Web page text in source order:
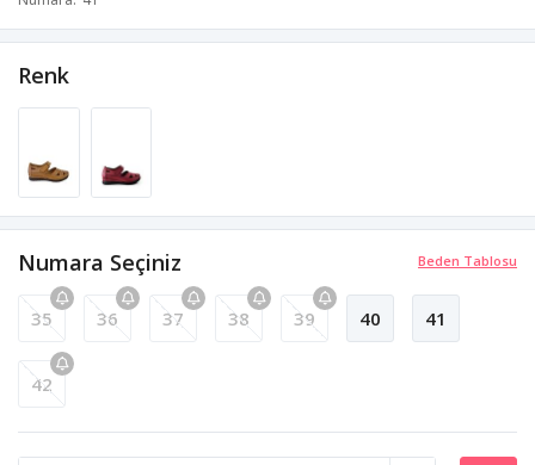
Renk
Beden Tablosu
Numara Seçiniz
35 36 37 38 39 40 41
42